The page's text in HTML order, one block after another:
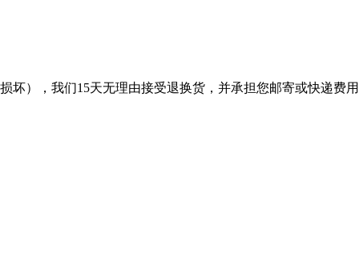
坏），我们15天无理由接受退换货，并承担您邮寄或快递费